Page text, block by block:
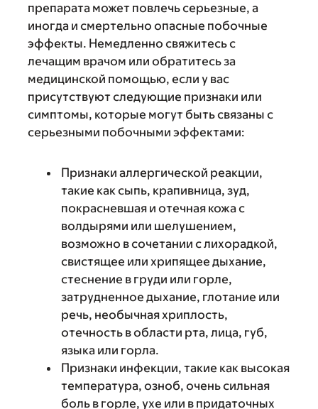
препарата может повлечь серьезные, а
иногда и смертельно опасные побочные
эффекты. Немедленно свяжитесь с
лечащим врачом или обратитесь за
медицинской помощью, если у вас
присутствуют следующие признаки или
симптомы, которые могут быть связаны с
серьезными побочными эффектами:
Признаки аллергической реакции,
такие как сыпь, крапивница, зуд,
покрасневшая и отечная кожа с
волдырями или шелушением,
возможно в сочетании с лихорадкой,
свистящее или хрипящее дыхание,
стеснение в груди или горле,
затрудненное дыхание, глотание или
речь, необычная хриплость,
отечность в области рта, лица, губ,
языка или горла.
Признаки инфекции, такие как высокая
температура, озноб, очень сильная
боль в горле, ухе или в придаточных